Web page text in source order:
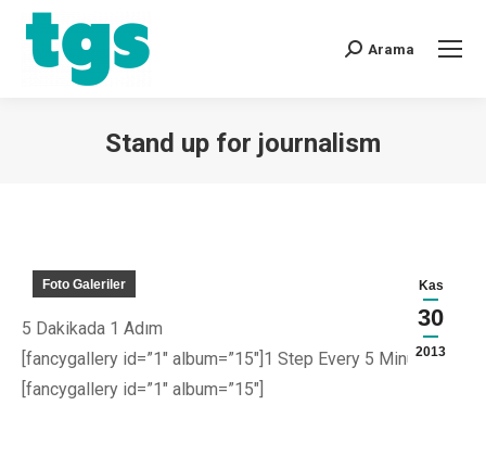
Arama
Stand up for journalism
Kas
30
2013
Foto Galeriler
5 Dakikada 1 Adım
[fancygallery id=”1″ album=”15″] 1 Step Every 5 Minutes
[fancygallery id=”1″ album=”15″]